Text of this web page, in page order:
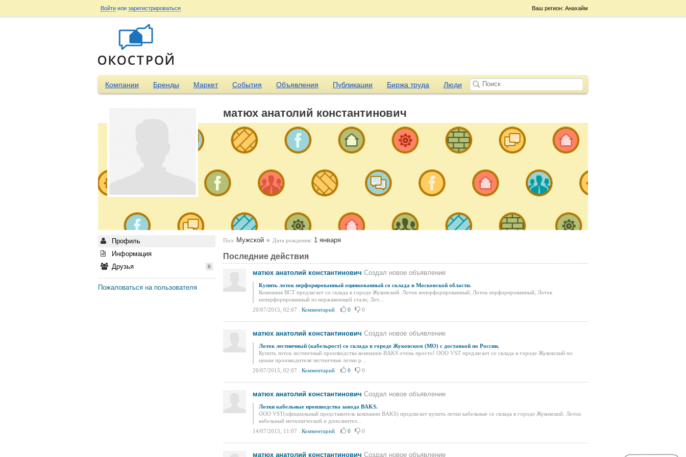
Ваш регион: Анахайм
Войти или зарегистрироваться
Компании Бренды Маркет События Объявления Публикации Биржа труда Люди
Профиль
Информация
Друзья
0
Пожаловаться на пользователя
матюх анатолий константинович
Пол: Мужской Дата рождения: 1 января
Последние действия
матюх анатолий константинович Создал новое объявление
Купить лоток перфорированный оцинкованный со склада в Московской области.
Компания ВСТ предлагает со склада в городе Жуковский: Лоток неперфорированный; Лоток перфорированный; Лоток
неперфорированный из нержавеющей стали; Лот...
20/07/2015, 02:07
Комментарий 0 0
матюх анатолий константинович Создал новое объявление
Лоток лестничный (кабельрост) со склада в городе Жуковском (МО) с доставкой по России.
Купить лоток лестничный производства компании BAKS очень просто! ООО VST предлагает со склада в городе Жуковский по
ценам производителя лестничные лотки р...
20/07/2015, 02:07
Комментарий 0 0
матюх анатолий константинович Создал новое объявление
Лотки кабельные производства завода BAKS.
ООО VST(официальный представитель компании BAKS) предлагает купить лотки кабельные со склада в городе Жуковский. Лоток
кабельный металлический и дополнител...
14/07/2015, 11:07
Комментарий 0 0
матюх анатолий константинович Создал новое объявление